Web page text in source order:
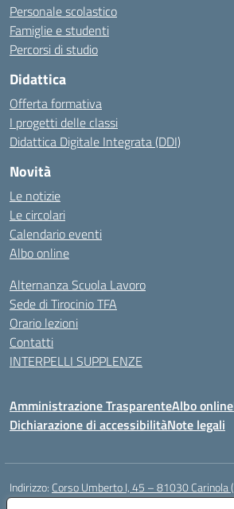
Personale scolastico
Famiglie e studenti
Percorsi di studio
Didattica
Offerta formativa
I progetti delle classi
Didattica Digitale Integrata (DDI)
Novità
Le notizie
Le circolari
Calendario eventi
Albo online
Alternanza Scuola Lavoro
Sede di Tirocinio TFA
Orario lezioni
Contatti
INTERPELLI SUPPLENZE
Amministrazione TrasparenteAlbo online
Dichiarazione di accessibilitàNote legali
Indirizzo: Corso Umberto I, 45 – 81030 Carinola
Centralino: